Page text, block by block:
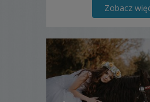
magię srebrnego
Tysiące obejrzanych
Zobacz